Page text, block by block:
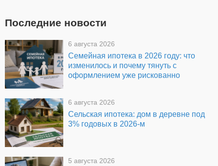
Последние новости
6 августа 2026
Семейная ипотека в 2026 году: что
изменилось и почему тянуть с
оформлением уже рискованно
6 августа 2026
Сельская ипотека: дом в деревне под
3% годовых в 2026-м
5 августа 2026